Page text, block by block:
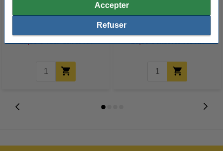
Accepter
Refuser
cartouche d'encre extra haute
capacité (marque 123encre) -
12,50 € Inclus : 21% de TVA
Canon CLI-581C XXL cartouche
d'encre extra haute capacité
10,50 € Inclus : 21% de TVA